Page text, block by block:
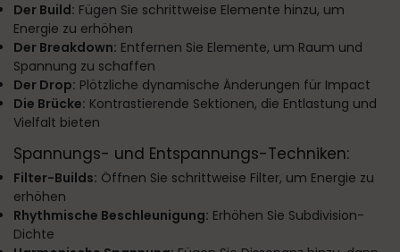
Der Build: Fügen Sie schrittweise Elemente hinzu, um
Energie zu erhöhen
Der Breakdown: Entfernen Sie Elemente, um Raum und
Spannung zu schaffen
Der Drop: Plötzliche dynamische Änderungen für Impact
Die Brücke: Kontrastierende Sektionen, die Entlastung und
Vielfalt bieten
Spannungs- und Entspannungs-Techniken:
Filter-Builds: Öffnen Sie schrittweise Filter, um Energie zu
erhöhen
Rhythmische Beschleunigung: Erhöhen Sie Subdivision-
Dichte